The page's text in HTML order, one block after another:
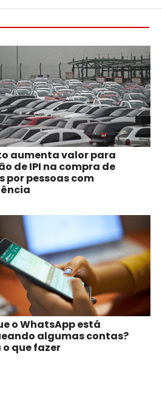
aumenta valor para
de IPI na compra de
por pessoas com
o WhatsApp está
algumas contas?
o que fazer